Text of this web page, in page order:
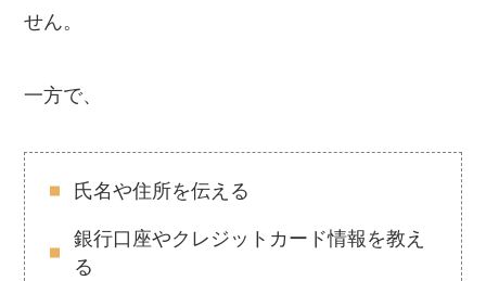
せん。
一方で、
氏名や住所を伝える
銀行口座やクレジットカード情報を教え
る